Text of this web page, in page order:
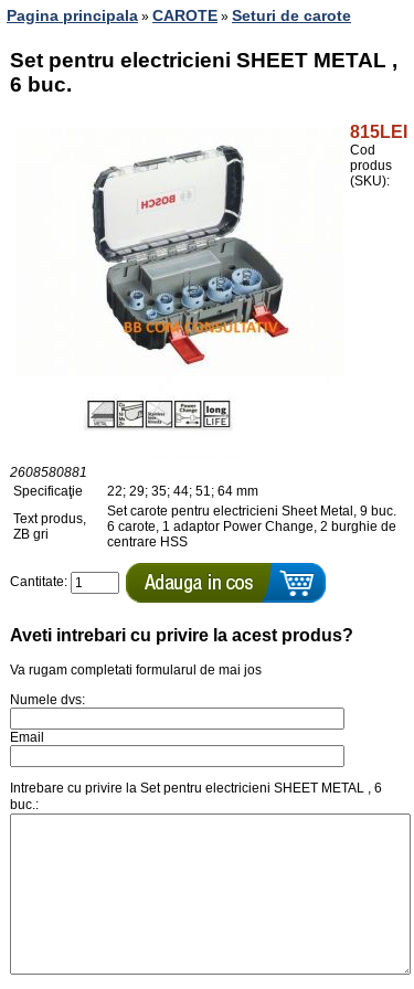
Pagina principala » CAROTE » Seturi de carote
Set pentru electricieni SHEET METAL ,
6 buc.
815LEI
Cod
produs
(SKU):
2608580881
Specificaţie
22; 29; 35; 44; 51; 64 mm
Text produs,
ZB gri
Set carote pentru electricieni Sheet Metal, 9 buc.
6 carote, 1 adaptor Power Change, 2 burghie de
centrare HSS
Cantitate:
Aveti intrebari cu privire la acest produs?
Va rugam completati formularul de mai jos
Numele dvs:
Email
Intrebare cu privire la Set pentru electricieni SHEET METAL , 6
buc.: